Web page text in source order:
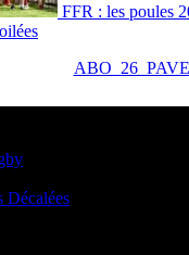
FFR : les poules
Décalées